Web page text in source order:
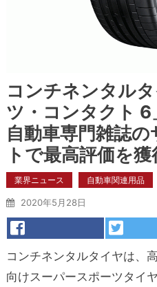
コンチネンタル
ツ・コンタクト
自動車専門雑誌
トで最高評価を獲
業界ニュース 自動車関連用品
2020年5月28日
コンチネンタルタイヤは、
向けスーパースポーツタイ